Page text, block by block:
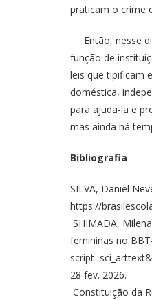
praticam o crime
Então, nesse
função de
leis que tipificam
doméstica,
para ajuda-la e
mas ainda há
Bibliografia
SILVA, Daniel
https://
SHIMADA,
femininas no
28 fev. 2026.
Constituição da